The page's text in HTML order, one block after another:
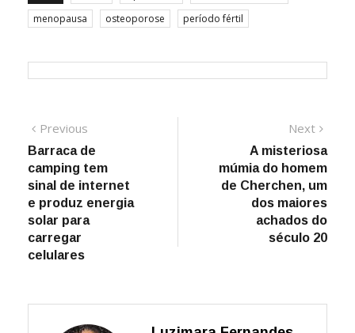
menopausa
osteoporose período fértil
Navegação
de
Post
Previous
post:
Barraca de
camping tem
sinal de internet
e produz energia
solar para
carregar
celulares
Next
post:
A misteriosa
múmia do homem
de Cherchen, um
dos maiores
achados do
século 20